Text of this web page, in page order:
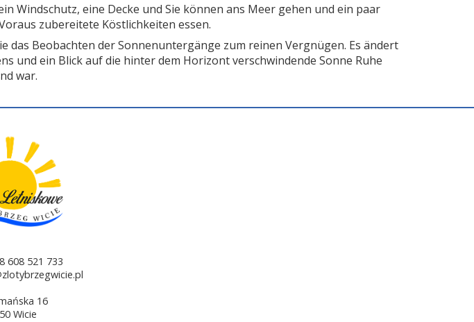
Windschutz, eine Decke und Sie können ans Meer gehen und ein paar
zubereitete Köstlichkeiten essen.
das Beobachten der Sonnenuntergänge zum reinen Vergnügen. Es ändert
und ein Blick auf die hinter dem Horizont verschwindende Sonne Ruhe
war.
608 521 733
16
Wicie